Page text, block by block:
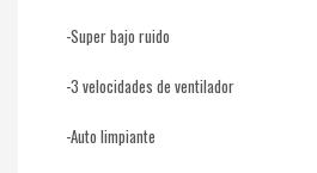
-Super bajo ruido
-3 velocidades de ventilador
-Auto limpiante